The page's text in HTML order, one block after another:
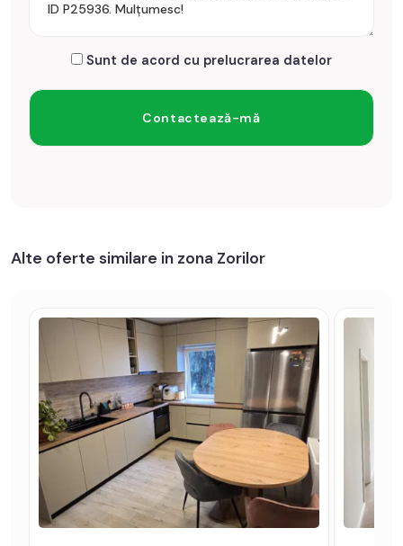
Sunt de acord cu prelucrarea datelor
Alte oferte similare in zona Zorilor